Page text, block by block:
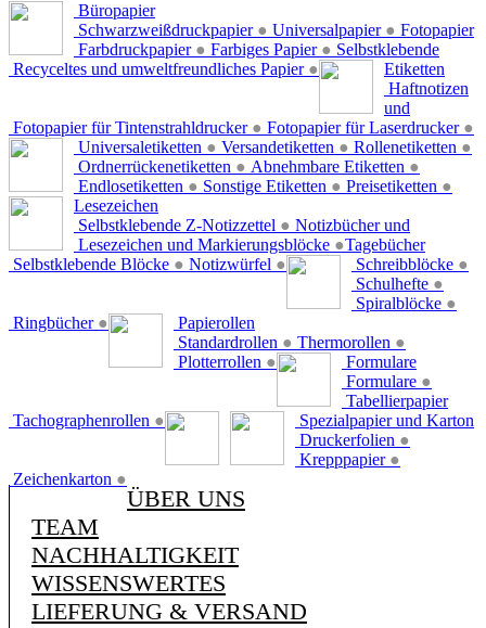
Büropapier
Schwarzweißdruckpapier ● Universalpapier ●
Farbdruckpapier ● Farbiges Papier ●
Recyceltes und umweltfreundliches Papier ●
Fotopapier
Fotopapier für Tintenstrahldrucker ● Fotopapier für Laserdrucker ●
Selbstklebende
Etiketten
Universaletiketten ● Versandetiketten ● Rollenetiketten ●
Ordnerrückenetiketten ● Abnehmbare Etiketten ●
Endlosetiketten ● Sonstige Etiketten ● Preisetiketten ●
Haftnotizen
und
Lesezeichen
Selbstklebende Z-Notizzettel ●
Lesezeichen und Markierungsblöcke ●
Selbstklebende Blöcke ● Notizwürfel ●
Notizbücher und
Tagebücher
Schreibblöcke ●
Schulhefte ●
Spiralblöcke ●
Ringbücher ●
Papierollen
Standardrollen ● Thermorollen ●
Plotterrollen ●
Formulare
Formulare ●
Tachographenrollen ●
Tabellierpapier
Spezialpapier und Karton
Druckerfolien ●
Krepppapier ●
Zeichenkarton ●
ÜBER UNS
TEAM
NACHHALTIGKEIT
WISSENSWERTES
LIEFERUNG & VERSAND